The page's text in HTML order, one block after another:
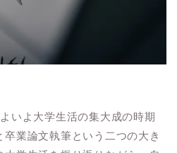
いよ大学生活の集大成の時期
業論文執筆という二つの大き